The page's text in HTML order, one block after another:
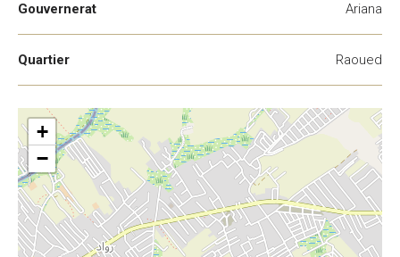
Gouvernerat Ariana
Quartier Raoued
+
−